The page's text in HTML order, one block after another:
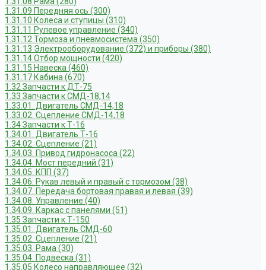
1.31.09 Передняя ось (300)
1.31.10 Колеса и ступицы (310)
1.31.11 Рулевое управление (340)
1.31.12 Тормоза и пневмосистема (350)
1.31.13 Электрооборудование (372) и приборы (380)
1.31.14 Отбор мощности (420)
1.31.15 Навеска (460)
1.31.17 Кабина (670)
1.32 Запчасти к ДТ-75
1.33 Запчасти к СМД-18,14
1.33.01. Двигатель СМД-14,18
1.33.02. Сцепление СМД-14,18
1.34 Запчасти к Т-16
1.34.01. Двигатель Т-16
1.34.02. Сцепление (21)
1.34.03. Привод гидронасоса (22)
1.34.04. Мост передний (31)
1.34.05. КПП (37)
1.34.06. Рукав левый и правый с тормозом (38)
1.34.07. Передача бортовая правая и левая (39)
1.34.08. Управление (40)
1.34.09. Каркас с панелями (51)
1.35 Запчасти к Т-150
1.35.01. Двигатель СМД-60
1.35.02. Сцепление (21)
1.35.03. Рама (30)
1.35.04. Подвеска (31)
1.35.05 Колесо направляющее (32)